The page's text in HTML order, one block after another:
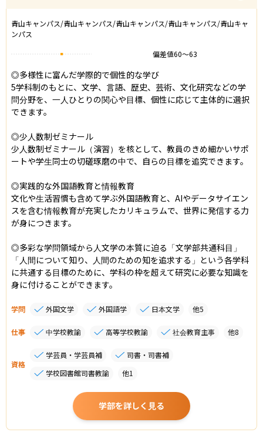
青山キャンパス/青山キャンパス/青山キャンパス/青山キャンパス/青山キャ
ンパス
偏差値60〜63
◎多様性に富んだ学際的で個性的な学び
5学科制のもとに、文学、言語、歴史、芸術、文化研究などの学
問分野を、一人ひとりの関心や目標、個性に応じて主体的に選択
できます。
◎少人数制ゼミナール
少人数制ゼミナール（演習）を核として、教員のきめ細かいサポ
ートや学生同士の切磋琢磨の中で、自らの目標を追究できます。
◎実践的な外国語教育と情報教育
文化や生活習慣も含めて学ぶ外国語教育と、AIやデータサイエン
スを含む情報教育が充実したカリキュラムで、世界に発信する力
が身につきます。
◎多彩な学問領域から人文学の本質に迫る「文学部共通科目」
「人間について知り、人間のための知を追求する」という各学科
に共通する目標のために、学科の枠を超えて研究に必要な知識を
身に付けることができます。
学問 外国文学 外国語学 日本文学 他5
仕事 中学校教諭 高等学校教諭 社会教育主事 他8
資格
学芸員・学芸員補
司書・司書補
学校図書館司書教諭
他1
学部を詳しく見る